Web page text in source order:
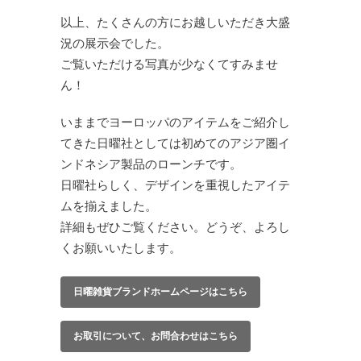
以上、たくさんの方にお越しいただき大盛
況の展示会でした。
ご覧いただける写真が少なくてすみませ
ん！
いままでヨーロッパのアイテムをご紹介し
てきた日曜社としては初めてのアジア圏イ
ンドネシア製品のローンチです。
日曜社らしく、デザインを重視したアイテ
ムを揃えました。
詳細もぜひご覧ください。どうぞ、よろし
くお願いいたします。
日曜雑貨ブランドホームページはこちら
お取引について、お問合わせはこちら